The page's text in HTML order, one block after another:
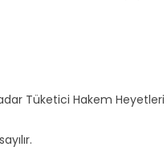
Tüketici Hakem Heyetleri